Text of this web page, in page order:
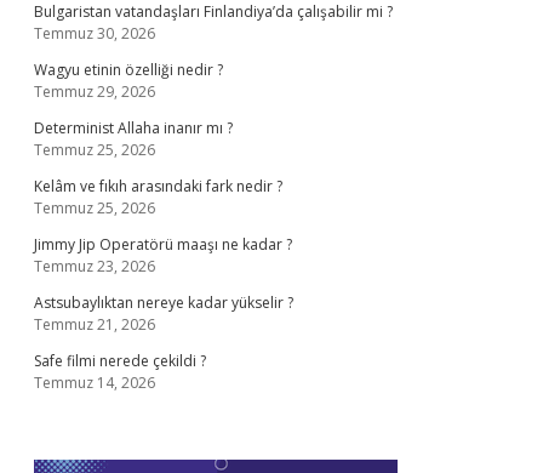
Bulgaristan vatandaşları Finlandiya’da çalışabilir mi ?
Temmuz 30, 2026
Wagyu etinin özelliği nedir ?
Temmuz 29, 2026
Determinist Allaha inanır mı ?
Temmuz 25, 2026
Kelâm ve fıkıh arasındaki fark nedir ?
Temmuz 25, 2026
Jimmy Jip Operatörü maaşı ne kadar ?
Temmuz 23, 2026
Astsubaylıktan nereye kadar yükselir ?
Temmuz 21, 2026
Safe filmi nerede çekildi ?
Temmuz 14, 2026